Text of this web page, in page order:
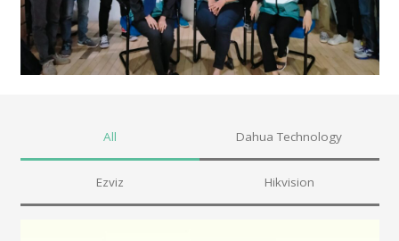
All Dahua Technology
Ezviz Hikvision